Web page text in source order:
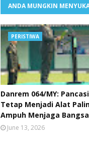
ANDA MUNGKIN
PERISTIWA
Danrem 064/MY:
Tetap Menjadi Alat
Ampuh Menjaga Bangsa
June 13, 2026